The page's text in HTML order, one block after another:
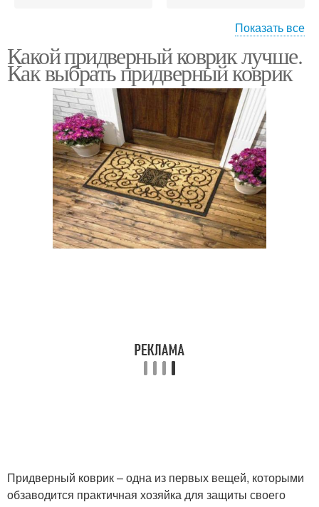
Коврики на резиновой
основе
Коврик в прихожую
Показать все
Какой придверный коврик лучше.
Как выбрать придверный коврик
Придверный коврик – одна из первых вещей, которыми
обзаводится практичная хозяйка для защиты своего